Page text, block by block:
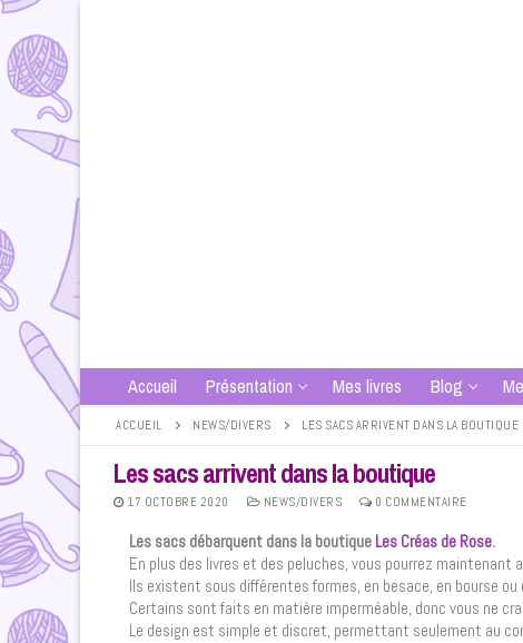
Accueil Présentation Mes livres Blog
ACCUEIL NEWS/DIVERS LES SACS ARRIVENT DANS LA BOUTIQUE
Les sacs arrivent dans la boutique
17 OCTOBRE 2020 NEWS/DIVERS 0 COMMENTAIRE
Les sacs débarquent dans la boutique Les Créas de Rose.
En plus des livres et des peluches, vous pourrez maintenant
Ils existent sous différentes formes, en besace, en bourse
Certains sont faits en matière imperméable, donc vous ne
Le design est simple et discret, permettant seulement au